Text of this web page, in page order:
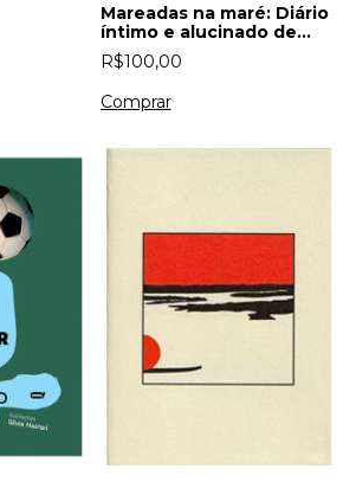
Mareadas na maré: Diário
íntimo e alucinado de
uma revolução feminista
R$100,00